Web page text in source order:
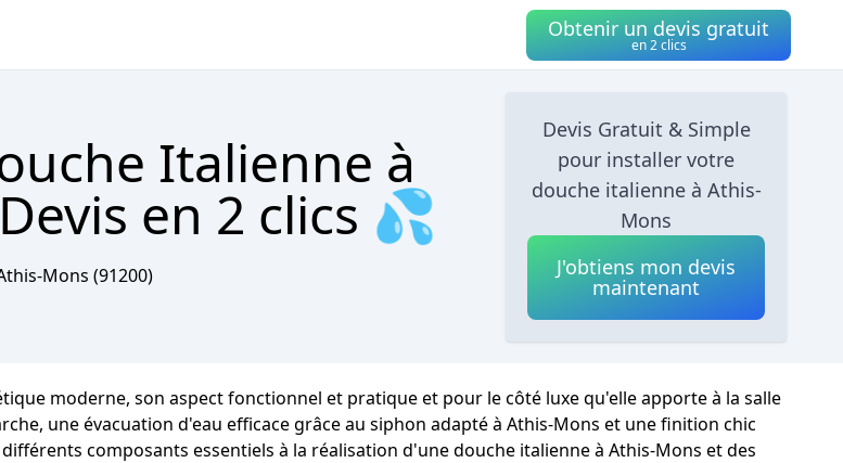
Obtenir un devis gratuit
en 2 clics
Italienne à
en 2 clics 💦
Mons (91200)
Devis Gratuit & Simple
pour installer votre
douche italienne à Athis-
Mons
J'obtiens mon devis
maintenant
moderne, son aspect fonctionnel et pratique et pour le côté luxe qu'elle apporte à la salle
une évacuation d'eau efficace grâce au siphon adapté à Athis-Mons et une finition chic
composants essentiels à la réalisation d'une douche italienne à Athis-Mons et des